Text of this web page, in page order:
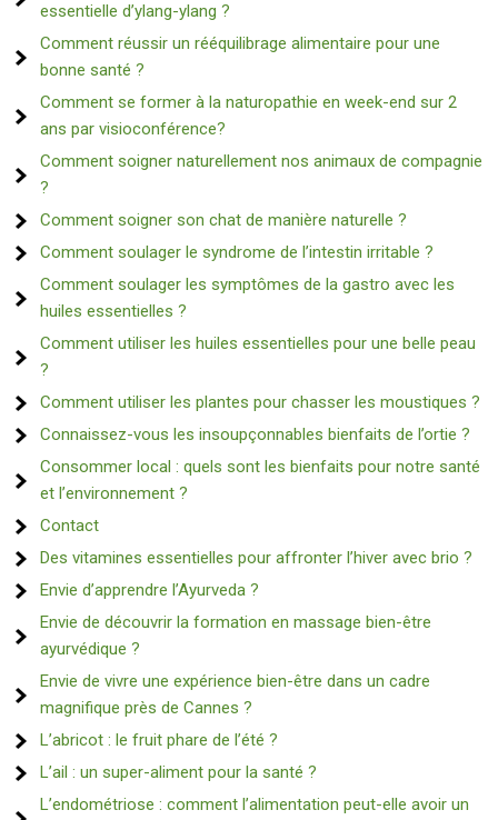
essentielle d’ylang-ylang ?
Comment réussir un rééquilibrage alimentaire pour une
bonne santé ?
Comment se former à la naturopathie en week-end sur 2
ans par visioconférence?
Comment soigner naturellement nos animaux de compagnie
?
Comment soigner son chat de manière naturelle ?
Comment soulager le syndrome de l’intestin irritable ?
Comment soulager les symptômes de la gastro avec les
huiles essentielles ?
Comment utiliser les huiles essentielles pour une belle peau
?
Comment utiliser les plantes pour chasser les moustiques ?
Connaissez-vous les insoupçonnables bienfaits de l’ortie ?
Consommer local : quels sont les bienfaits pour notre santé
et l’environnement ?
Contact
Des vitamines essentielles pour affronter l’hiver avec brio ?
Envie d’apprendre l’Ayurveda ?
Envie de découvrir la formation en massage bien-être
ayurvédique ?
Envie de vivre une expérience bien-être dans un cadre
magnifique près de Cannes ?
L’abricot : le fruit phare de l’été ?
L’ail : un super-aliment pour la santé ?
L’endométriose : comment l’alimentation peut-elle avoir un